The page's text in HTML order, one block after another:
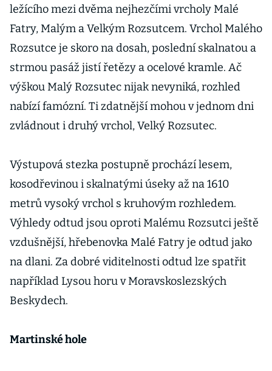
ležícího mezi dvěma nejhezčími vrcholy Malé
Fatry, Malým a Velkým Rozsutcem. Vrchol Malého
Rozsutce je skoro na dosah, poslední skalnatou a
strmou pasáž jistí řetězy a ocelové kramle. Ač
výškou Malý Rozsutec nijak nevyniká, rozhled
nabízí famózní. Ti zdatnější mohou v jednom dni
zvládnout i druhý vrchol, Velký Rozsutec.
Výstupová stezka postupně prochází lesem,
kosodřevinou i skalnatými úseky až na 1610
metrů vysoký vrchol s kruhovým rozhledem.
Výhledy odtud jsou oproti Malému Rozsutci ještě
vzdušnější, hřebenovka Malé Fatry je odtud jako
na dlani. Za dobré viditelnosti odtud lze spatřit
například Lysou horu v Moravskoslezských
Beskydech.
Martinské hole